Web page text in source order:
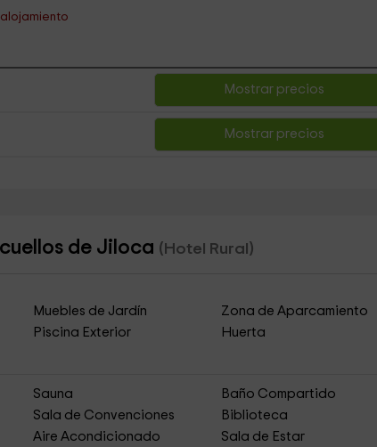
Mostrar precios
Mostrar precios
de Jiloca (Hotel Rural)
Muebles de Jardín
Zona de Aparcamiento
Piscina Exterior
Huerta
Sauna
Baño Compartido
Sala de Convenciones
Biblioteca
Aire Acondicionado
Sala de Estar